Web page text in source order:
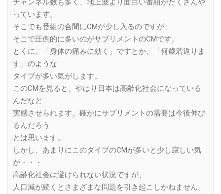
チャンネル数も多く、地上波より面白い番組がたくさんや
っています。
そこでも番組の合間にCMが少し入るのですが、
そこで圧倒的に多いのがサプリメントのCMです。
とくに、「身体の痛みに効く」ですとか、「何歳若返りま
す」のような
タイプが多い気がします。
このCMを見ると、やはり日本は高齢化社会になっている
んだなと
実感させられます。確かにサプリメントの需要は今後伸び
るんだろう
とは思います。
しかし、あまりにこのタイプのCMが多いと少し寂しい気
が・・・
高齢化社会は避けられない状況ですが、
人口減が続くとさまざまな問題を引き起こしかねません。